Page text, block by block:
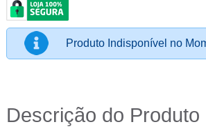
Produto Indisponível no
Descrição do Produto